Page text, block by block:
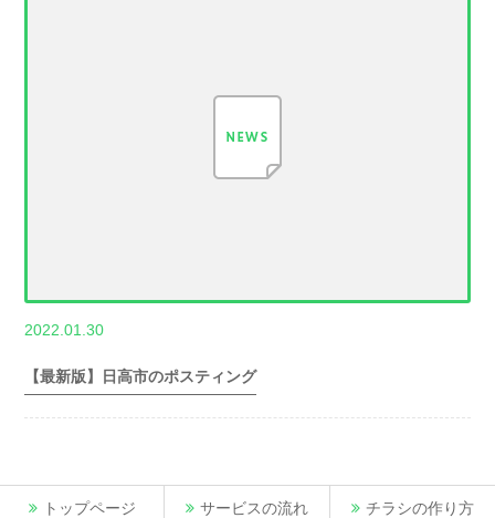
2022.01.30
【最新版】日高市のポスティング
トップページ サービスの流れ チラシの作り方